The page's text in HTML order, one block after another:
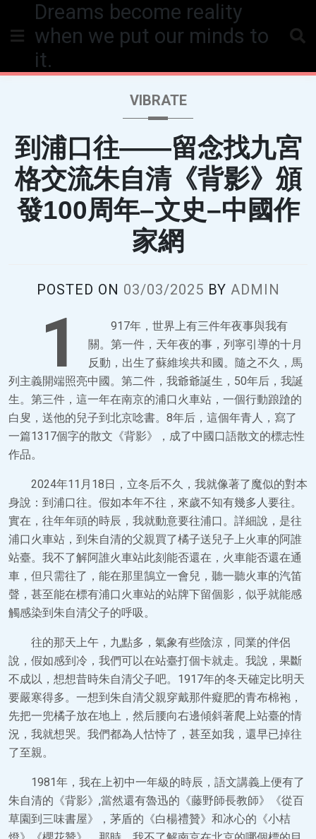
content
Dreams become reality
when we put our minds to
it.
VIBRATE
到浦口往——留念找九宮
格交流朱自清《背影》頒
發100周年–文史–中國作
家網
POSTED ON 03/03/2025 BY ADMIN
1
917年，世界上有三件年夜事與我有
關。第一件，天年夜的事，列寧引導的十月
反動，出生了蘇維埃共和國。隨之不久，馬
列主義開端照亮中國。第二件，我爺爺誕生，50年后，我誕
生。第三件，這一年在南京的浦口火車站，一個行動踉蹌的
白叟，送他的兒子到北京唸書。8年后，這個年青人，寫了
一篇1317個字的散文《背影》，成了中國口語散文的標志性
作品。
2024年11月18日，立冬后不久，我就像著了魔似的對本
身說：到浦口往。假如本年不往，來歲不知有幾多人要往。
實在，往年年頭的時辰，我就動意要往浦口。詳細說，是往
浦口火車站，到朱自清的父親買了橘子送兒子上火車的阿誰
站臺。我不了解阿誰火車站此刻能否還在，火車能否還在通
車，但只需往了，能在那里鵠立一會兒，聽一聽火車的汽笛
聲，甚至能在標有浦口火車站的站牌下留個影，似乎就能感
觸感染到朱自清父子的呼吸。
往的那天上午，九點多，氣象有些陰涼，同業的伴侶
說，假如感到冷，我們可以在站臺打個卡就走。我說，果斷
不成以，想想昔時朱自清父子吧。1917年的冬天確定比明天
要嚴寒得多。一想到朱自清父親穿戴那件癡肥的青布棉袍，
先把一兜橘子放在地上，然后腰向右邊傾斜著爬上站臺的情
況，我就想哭。我們都為人怙恃了，甚至如我，還早已掉往
了至親。
1981年，我在上初中一年級的時辰，語文講義上便有了
朱自清的《背影》,當然還有魯迅的《藤野師長教師》《從百
草園到三味書屋》，茅盾的《白楊禮贊》和冰心的《小桔